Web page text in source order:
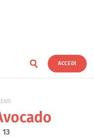
ACCEDI